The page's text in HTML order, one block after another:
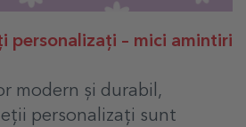
personalizați – mici amintiri
modern și durabil,
personalizați sunt